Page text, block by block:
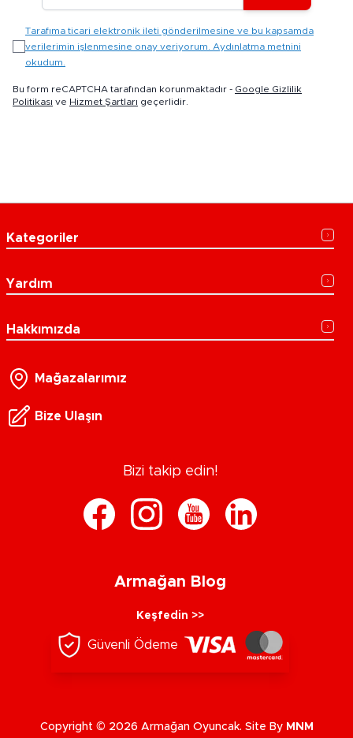
Tarafıma ticari elektronik ileti gönderilmesine ve bu kapsamda
verilerimin işlenmesine onay veriyorum. Aydınlatma metnini
okudum.
Bu form reCAPTCHA tarafından korunmaktadır - Google Gizlilik
Politikası ve Hizmet Şartları geçerlidir.
Kategoriler
Yardım
Hakkımızda
Mağazalarımız
Bize Ulaşın
Bizi takip edin!
Armağan Blog
Keşfedin >>
Güvenli Ödeme
Copyright © 2026 Armağan Oyuncak. Site By MNM